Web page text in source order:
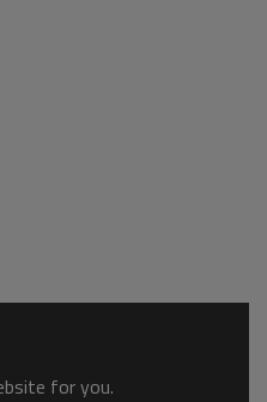
for you.